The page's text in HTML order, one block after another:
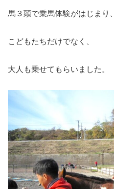
馬３頭で乗馬体験がはじまり、
こどもたちだけでなく、
大人も乗せてもらいました。